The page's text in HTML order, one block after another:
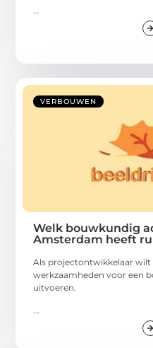
VERBOUWEN
Welk bouwkundig
Amsterdam heeft
Als projectontwikkelaar wilt
werkzaamheden voor een
uitvoeren.
...